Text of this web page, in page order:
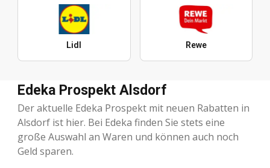
Lidl Rewe
Edeka Prospekt Alsdorf
Der aktuelle Edeka Prospekt mit neuen Rabatten in
Alsdorf ist hier. Bei Edeka finden Sie stets eine
große Auswahl an Waren und können auch noch
Geld sparen.